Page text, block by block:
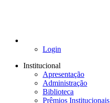
Login
Institucional
Apresentação
Administração
Biblioteca
Prêmios Institucionais